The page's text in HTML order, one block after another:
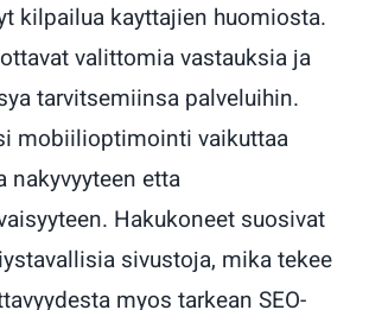
kilpailua kayttajien huomiosta.
valittomia vastauksia ja
tarvitsemiinsa palveluihin.
mobiilioptimointi vaikuttaa
nakyvyyteen etta
Hakukoneet suosivat
sivustoja, mika tekee
myos tarkean SEO-